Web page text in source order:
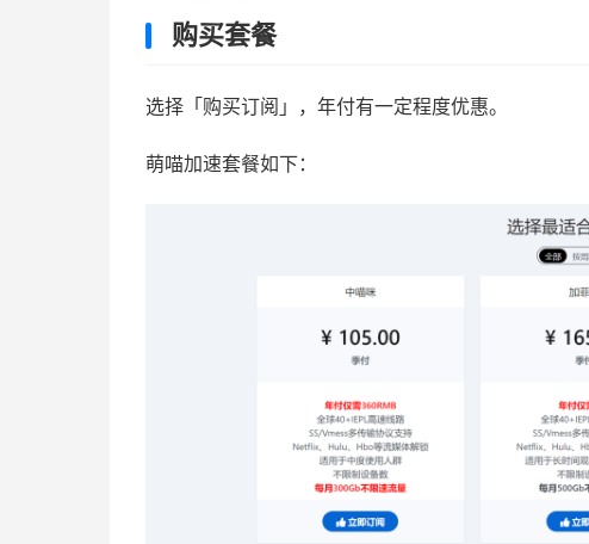
购买套餐
选择「购买订阅」，年付有一定程度优惠。
萌喵加速套餐如下：